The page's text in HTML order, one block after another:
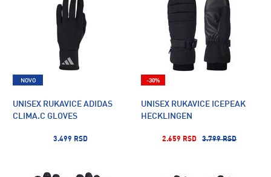
UNISEX RUKAVICE ADIDAS
CLIMA.C GLOVES
3.499 RSD
NOVO
UNISEX RUKAVICE ICEPEAK
HECKLINGEN
2.659 RSD 3.799 RSD
-30%